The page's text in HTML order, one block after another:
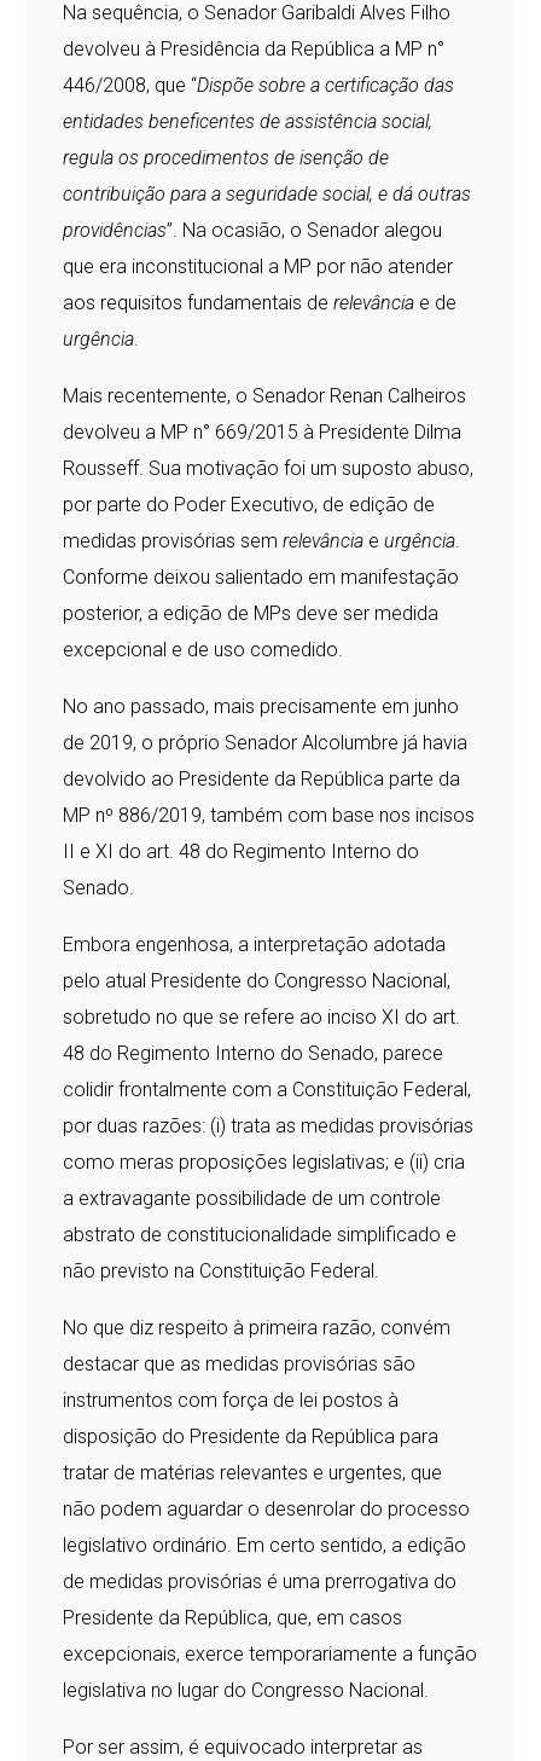
Na sequência, o Senador Garibaldi Alves Filho
devolveu à Presidência da República a MP n°
446/2008, que “Dispõe sobre a certificação das
entidades beneficentes de assistência social,
regula os procedimentos de isenção de
contribuição para a seguridade social, e dá outras
providências”. Na ocasião, o Senador alegou
que era inconstitucional a MP por não atender
aos requisitos fundamentais derelevância e de
urgência.
Mais recentemente, o Senador Renan Calheiros
devolveu a MP n° 669/2015 à Presidente Dilma
Rousseff. Sua motivação foi um suposto abuso,
por parte do Poder Executivo, de edição de
medidas provisórias semrelevância eurgência.
Conforme deixou salientado em manifestação
posterior, a edição de MPs deve ser medida
excepcional e de uso comedido.
No ano passado, mais precisamente em junho
de 2019, o próprio Senador Alcolumbre já havia
devolvido ao Presidente da República parte da
MP nº 886/2019, também com base nos incisos
II e XI do art. 48 do Regimento Interno do
Senado.
Embora engenhosa, a interpretação adotada
pelo atual Presidente do Congresso Nacional,
sobretudo no que se refere ao inciso XI do art.
48 do Regimento Interno do Senado, parece
colidir frontalmente com a Constituição Federal,
por duas razões: (i) trata as medidas provisórias
como meras proposições legislativas; e (ii) cria
a extravagante possibilidade de um controle
abstrato de constitucionalidade simplificado e
não previsto na Constituição Federal.
No que diz respeito à primeira razão, convém
destacar que as medidas provisórias são
instrumentos com força de lei postos à
disposição do Presidente da República para
tratar de matérias relevantes e urgentes, que
não podem aguardar o desenrolar do processo
legislativo ordinário. Em certo sentido, a edição
de medidas provisórias é uma prerrogativa do
Presidente da República, que, em casos
excepcionais, exerce temporariamente a função
legislativa no lugar do Congresso Nacional.
Por ser assim, é equivocado interpretar as